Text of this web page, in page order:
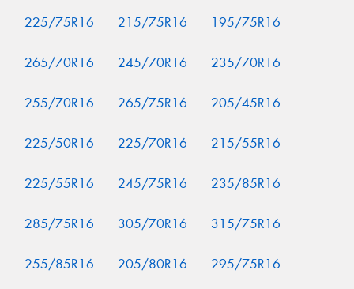
225/75R16 215/75R16 195/75R16
265/70R16 245/70R16 235/70R16
255/70R16 265/75R16 205/45R16
225/50R16 225/70R16 215/55R16
225/55R16 245/75R16 235/85R16
285/75R16 305/70R16 315/75R16
255/85R16 205/80R16 295/75R16